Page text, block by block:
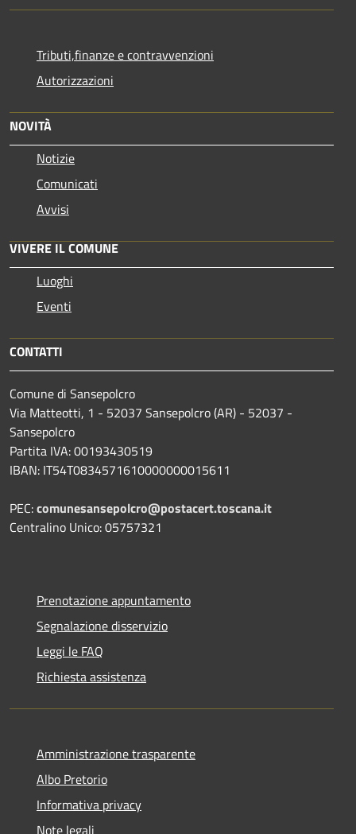
Tributi,finanze e contravvenzioni
Autorizzazioni
NOVITÀ
Notizie
Comunicati
Avvisi
VIVERE IL COMUNE
Luoghi
Eventi
CONTATTI
Comune di Sansepolcro
Via Matteotti, 1 - 52037 Sansepolcro (AR) - 52037 -
Sansepolcro
Partita IVA: 00193430519
IBAN: IT54T0834571610000000015611
PEC:comunesansepolcro@postacert.toscana.it
Centralino Unico: 05757321
Prenotazione appuntamento
Segnalazione disservizio
Leggi le FAQ
Richiesta assistenza
Amministrazione trasparente
Albo Pretorio
Informativa privacy
Note legali